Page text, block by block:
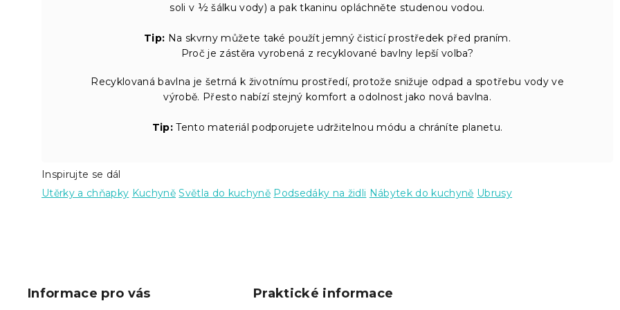
soli v ½ šálku vody) a pak tkaninu opláchněte studenou vodou.
Tip: Na skvrny můžete také použít jemný čisticí prostředek před praním.
Proč je zástěra vyrobená z recyklované bavlny lepší volba?
Recyklovaná bavlna je šetrná k životnímu prostředí, protože snižuje odpad a spotřebu vody ve
výrobě. Přesto nabízí stejný komfort a odolnost jako nová bavlna.
Tip: Tento materiál podporujete udržitelnou módu a chráníte planetu.
Inspirujte se dál
Utěrky a chňapky Kuchyně Světla do kuchyně Podsedáky na židli Nábytek do kuchyně Ubrusy
Informace pro vás Praktické informace